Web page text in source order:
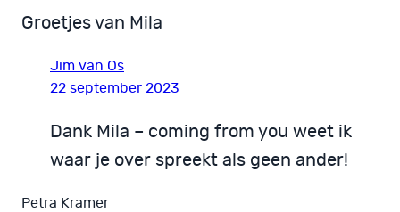
Groetjes van Mila
Jim van Os
22 september 2023
Dank Mila – coming from you weet ik
waar je over spreekt als geen ander!
Petra Kramer